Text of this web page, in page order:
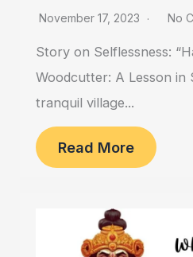
November 17, 2023 No
Story on Selflessness:
Woodcutter: A Lesson in
tranquil village...
Read More